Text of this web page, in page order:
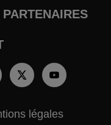
légales